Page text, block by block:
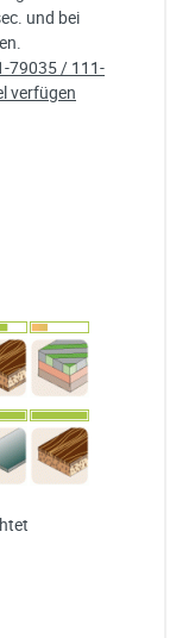
und bei
79035 / 111-
verfügen